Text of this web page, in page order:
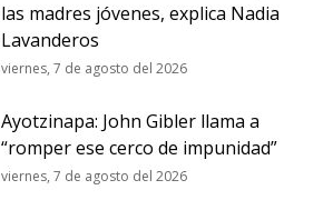
las madres jóvenes, explica Nadia
Lavanderos
viernes, 7 de agosto del 2026
Ayotzinapa: John Gibler llama a
“romper ese cerco de impunidad”
viernes, 7 de agosto del 2026